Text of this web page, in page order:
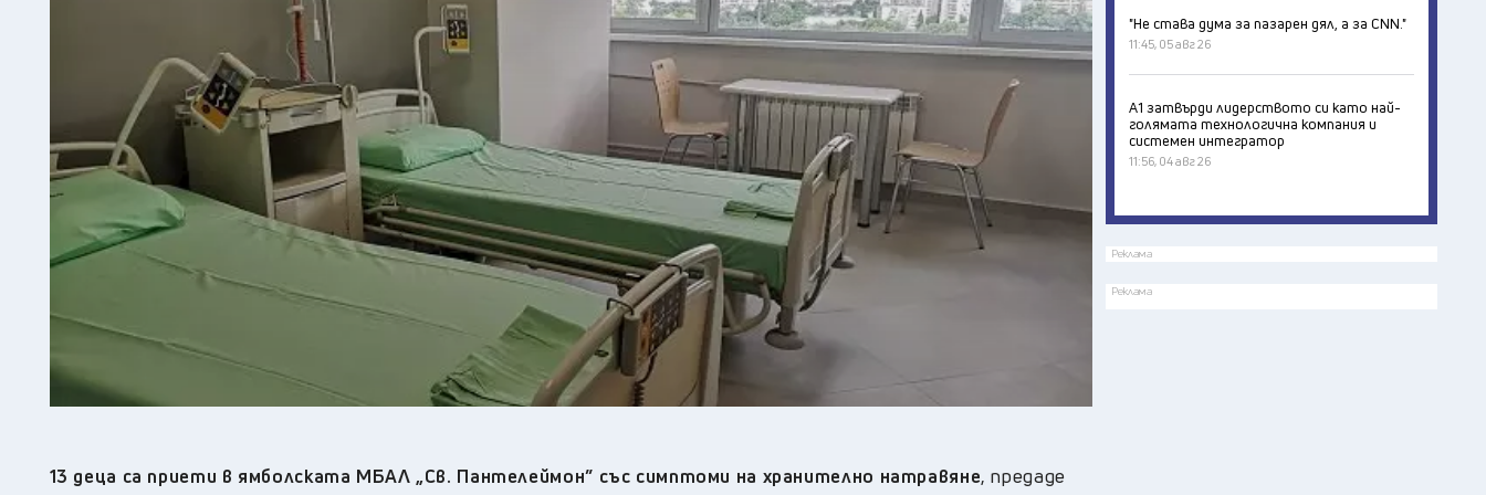
26°C
31°C
28°C
27°C
Силистра, 29°C
Сливен 25°C
Смолян 21°C
София, 28°C
Стара Загора, 29°C
Търговище, 26°C
Хасково, 32 °C
Шумен , 26°C
Ямбол, 26°C
13 деца са приети в ямболската МБАЛ „Св. Пантелеймон” със симптоми на хранително натравяне, предаде
"Не става дума за пазарен дял, а за CNN."
11:45, 05 авг 26
А1 затвърди лидерството си като най-
голямата технологична компания и
системен интегратор
11:56, 04 авг 26
Реклама
Реклама